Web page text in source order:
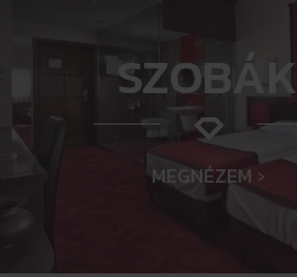
SZOBÁK
MEGNÉZEM ›